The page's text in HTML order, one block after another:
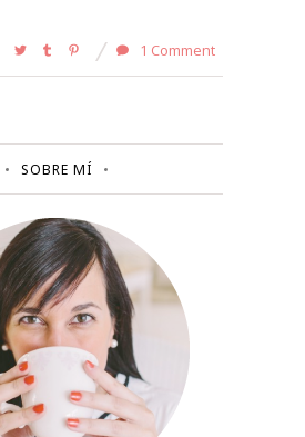
1 Comment
SOBRE MÍ